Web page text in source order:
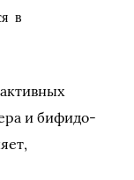
в
и бифидо-